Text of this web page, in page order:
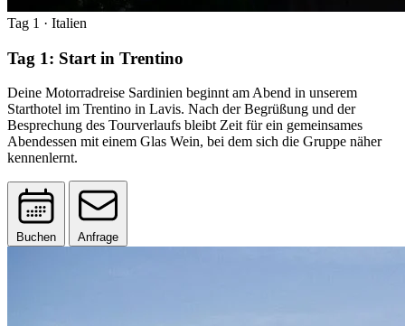
Tag 1 · Italien
Tag 1: Start in Trentino
Deine Motorradreise Sardinien beginnt am Abend in unserem
Starthotel im Trentino in Lavis. Nach der Begrüßung und der
Besprechung des Tourverlaufs bleibt Zeit für ein gemeinsames
Abendessen mit einem Glas Wein, bei dem sich die Gruppe näher
kennenlernt.
Buchen Anfrage